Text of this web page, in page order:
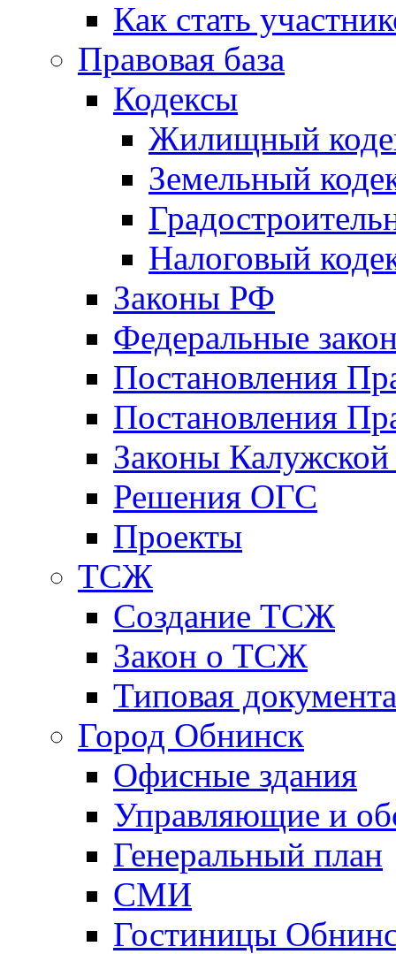
Как стать
Правовая база
Кодексы
Жилищный
Земельный
Налоговый
Законы РФ
Федеральные
Постановления
Постановления
Законы Калужской
Решения ОГС
Проекты
ТСЖ
Создание ТСЖ
Закон о ТСЖ
Типовая
Город Обнинск
Офисные здания
Управляющие и
Генеральный план
СМИ
Гостиницы